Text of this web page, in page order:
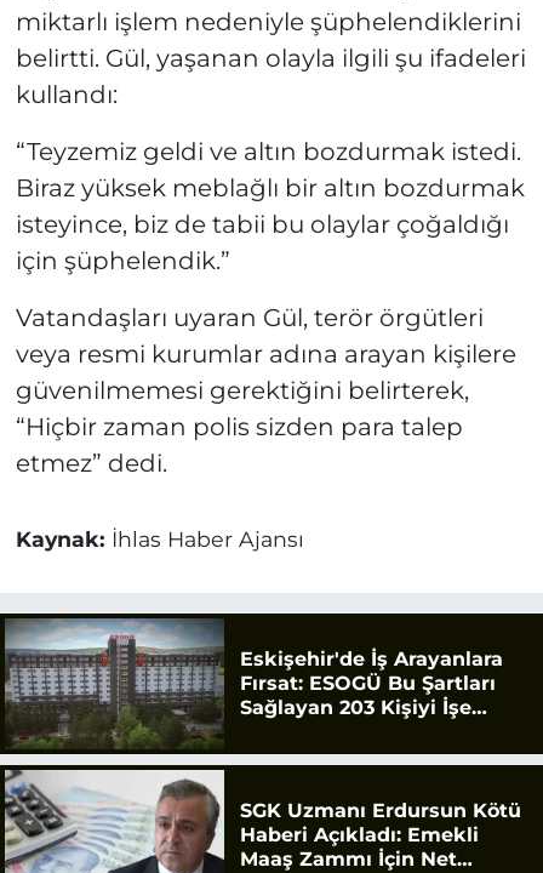
miktarlı işlem nedeniyle şüphelendiklerini
belirtti. Gül, yaşanan olayla ilgili şu ifadeleri
kullandı:
“Teyzemiz geldi ve altın bozdurmak istedi.
Biraz yüksek meblağlı bir altın bozdurmak
isteyince, biz de tabii bu olaylar çoğaldığı
için şüphelendik.”
Vatandaşları uyaran Gül, terör örgütleri
veya resmi kurumlar adına arayan kişilere
güvenilmemesi gerektiğini belirterek,
“Hiçbir zaman polis sizden para talep
etmez” dedi.
Kaynak: İhlas Haber Ajansı
Eskişehir'de İş Arayanlara
Fırsat: ESOGÜ Bu Şartları
Sağlayan 203 Kişiyi İşe
SGK Uzmanı Erdursun Kötü
Haberi Açıkladı: Emekli
Maaş Zammı İçin Net